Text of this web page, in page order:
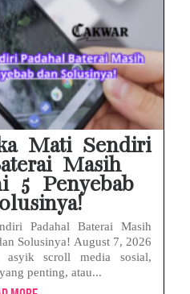
Mati Sendiri
Masih
5 Penyebab
Padahal Baterai Masih
Solusinya! August 7, 2026
asyik scroll media sosial,
penting, atau...